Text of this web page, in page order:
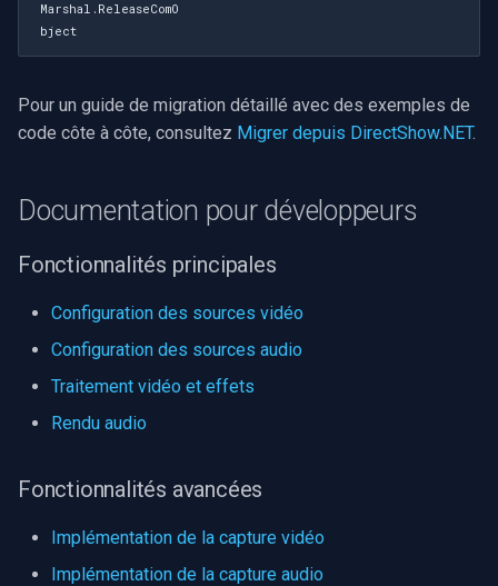
Marshal.ReleaseComO
bject
Pour un guide de migration détaillé avec des exemples de
code côte à côte, consultez Migrer depuis DirectShow.NET.
Documentation pour développeurs
Fonctionnalités principales
Configuration des sources vidéo
Configuration des sources audio
Traitement vidéo et effets
Rendu audio
Fonctionnalités avancées
Implémentation de la capture vidéo
Implémentation de la capture audio